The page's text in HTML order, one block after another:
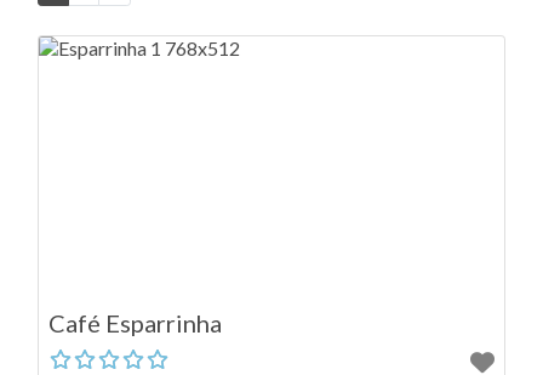
Café Esparrinha